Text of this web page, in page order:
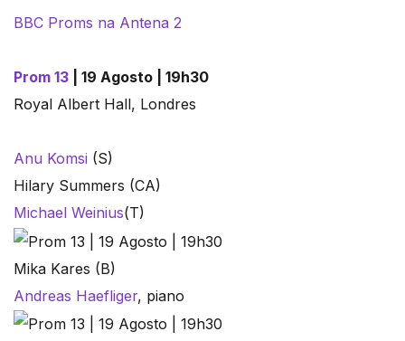
BBC Proms na Antena 2
Prom 13 | 19 Agosto | 19h30
Royal Albert Hall, Londres
Anu Komsi (S)
Hilary Summers (CA)
Michael Weinius(T)
Mika Kares (B)
Andreas Haefliger, piano